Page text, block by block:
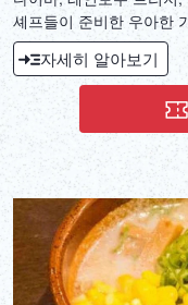
셰프들이 준비한 우아한
자세히 알아보기